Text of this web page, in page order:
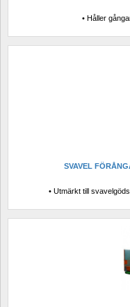
• Håller
SVAVEL
• Utmärkt till